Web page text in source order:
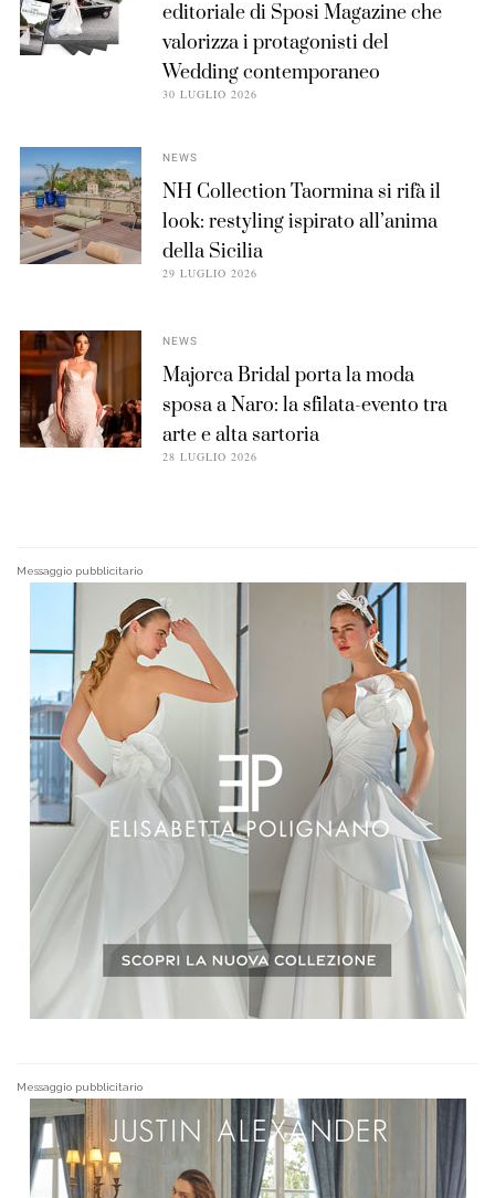
editoriale di Sposi Magazine che
valorizza i protagonisti del
Wedding contemporaneo
30 LUGLIO 2026
NEWS
NH Collection Taormina si rifà il
look: restyling ispirato all’anima
della Sicilia
29 LUGLIO 2026
NEWS
Majorca Bridal porta la moda
sposa a Naro: la sfilata-evento tra
arte e alta sartoria
28 LUGLIO 2026
Messaggio pubblicitario
Messaggio pubblicitario